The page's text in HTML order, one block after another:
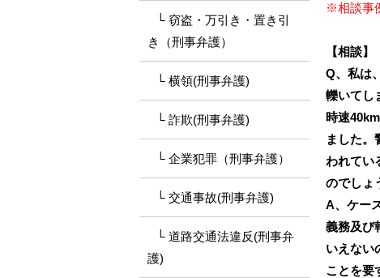
※相談事
【相談】
Q、私は
轢いてし
時速
ました。
われてい
のでしょ
A、ケー
義務及び
いえない
ことを要
窃盗・万引き・置き引
き（刑事弁護）
横領(刑事弁護)
詐欺(刑事弁護)
企業犯罪（刑事弁護）
交通事故(刑事弁護)
道路交通法違反(刑事弁
護)